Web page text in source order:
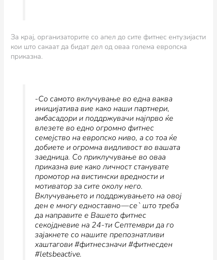
За крај, организаторите со апел до сите фитнес ентузијасти
кои што сакаат да бидат дел од оваа голема европска
приказна.
-Со самото вклучување во една ваква
иницијатива вие како наши партнери,
амбасадори и поддржувачи најпрво ќе
влезете во едно огромно фитнес
семејство на европско ниво, а со тоа ќе
добиете и огромна видливост во вашата
заедница. Со приклучување во оваа
приказна вие како личност станувате
промотор на вистински вредности и
мотиватор за сите околу него.
Вклучувањето и поддржувањето на овој
ден е многу едноставно — се` што треба
да направите е Вашето фитнес
секојдневие на 24-ти Септември да го
зајакнете со нашите препознатливи
хаштагови #фитнесзначи #фитнесден
#letsbeactive.